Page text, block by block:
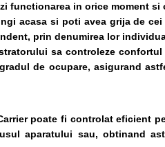
functionarea in orice moment si
acasa si poti avea grija de
prin denumirea lor
sa controleze
de ocupare, asigurand
poate fi controlat eficient
aparatului sau, obtinand